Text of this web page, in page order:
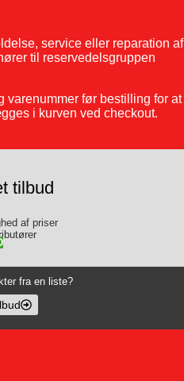
service eller reparation af
til reservedelsgruppen
varenummer før bestilling for at
i kurven ved checkout.
tilbud
af priser
fra en liste?